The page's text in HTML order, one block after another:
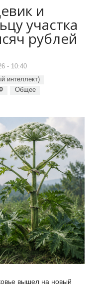
и
участка
рублей
- 10:40
интеллект)
Общее
вышел на новый